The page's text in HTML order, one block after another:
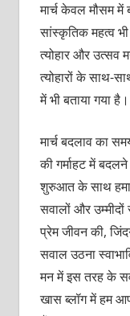
मार्च केवल मौसम में
सांस्‍कृतिक महत्‍व
त्‍योहार और उत्‍सव
त्‍योहारों के साथ-
में भी बताया गया है।
मार्च बदलाव का
की गर्माहट में
शुरुआत के साथ
सवालों और उम्‍मीदों
प्रेम जीवन की,
सवाल उठना
मन में इस तरह के
खास ब्‍लॉग में हम